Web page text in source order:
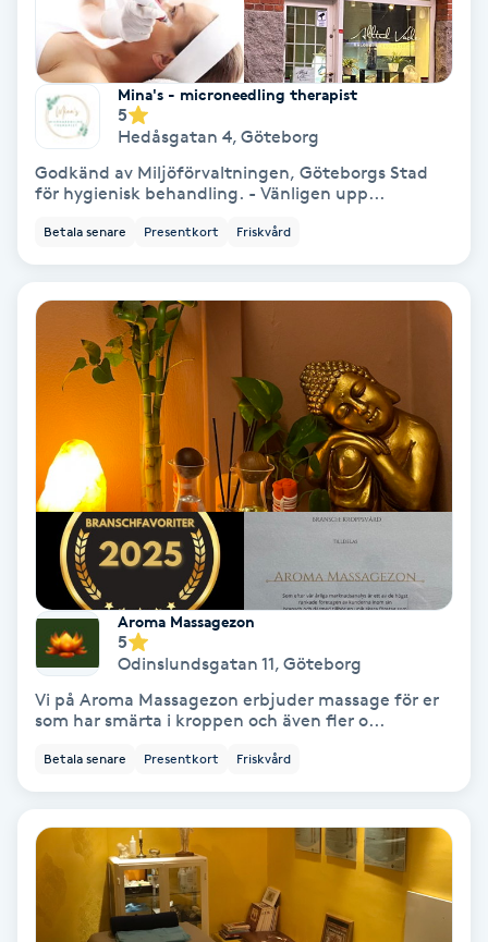
Regndroppsmassage
Reiki
Reikihealing
Reiki massage
Rosacea
Rosenmetoden
Ryggmassage
Samtalsterapi
Senioryoga
Shiatsu
Singelfransar
Sjukgymnastik
Skalpmassage
Skinbooster
Mina's - microneedling therapist
5
Hedåsgatan 4, Göteborg
Godkänd av Miljöförvaltningen, Göteborgs Stad
för hygienisk behandling. - Vänligen upp...
Betala senare Presentkort Friskvård
Aroma Massagezon
5
Odinslundsgatan 11, Göteborg
Vi på Aroma Massagezon erbjuder massage för er
som har smärta i kroppen och även fler o...
Betala senare Presentkort Friskvård